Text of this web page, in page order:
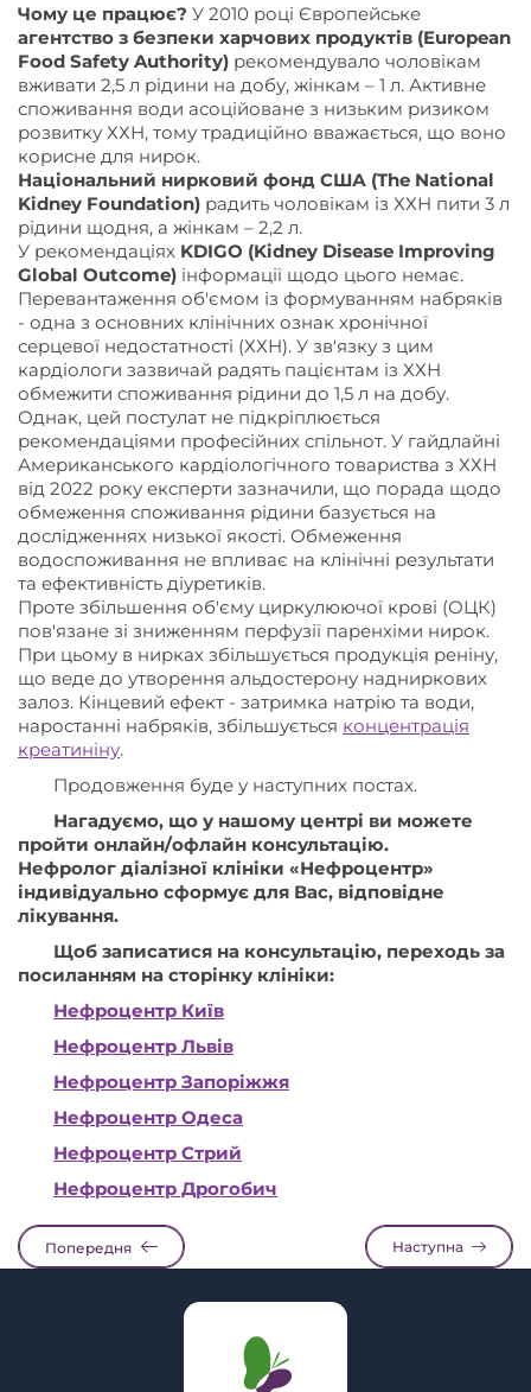
Чому це працює? У 2010 році Європейське
агентство з безпеки харчових продуктів (European
Food Safety Authority) рекомендувало чоловікам
вживати 2,5 л рідини на добу, жінкам – 1 л. Активне
споживання води асоційоване з низьким ризиком
розвитку ХХН, тому традиційно вважається, що воно
корисне для нирок.
Національний нирковий фонд США (The National
Kidney Foundation) радить чоловікам із ХХН пити 3 л
рідини щодня, а жінкам – 2,2 л.
У рекомендаціях KDIGO (Kidney Disease Improving
Global Outcome) інформації щодо цього немає.
Перевантаження об'ємом із формуванням набряків
- одна з основних клінічних ознак хронічної
серцевої недостатності (ХХН). У зв'язку з цим
кардіологи зазвичай радять пацієнтам із ХХН
обмежити споживання рідини до 1,5 л на добу.
Однак, цей постулат не підкріплюється
рекомендаціями професійних спільнот. У гайдлайні
Американського кардіологічного товариства з ХХН
від 2022 року експерти зазначили, що порада щодо
обмеження споживання рідини базується на
дослідженнях низької якості. Обмеження
водоспоживання не впливає на клінічні результати
та ефективність діуретиків.
Проте збільшення об'єму циркулюючої крові (ОЦК)
пов'язане зі зниженням перфузії паренхіми нирок.
При цьому в нирках збільшується продукція реніну,
що веде до утворення альдостерону надниркових
залоз. Кінцевий ефект - затримка натрію та води,
наростанні набряків, збільшується концентрація
креатиніну.
Продовження буде у наступних постах.
Нагадуємо, що у нашому центрі ви можете
пройти онлайн/офлайн консультацію.
Нефролог діалізної клініки «Нефроцентр»
індивідуально сформує для Вас, відповідне
лікування.
Щоб записатися на консультацію, переходь за
посиланням на сторінку клініки:
Нефроцентр Київ
Нефроцентр Львів
Нефроцентр Запоріжжя
Нефроцентр Одеса
Нефроцентр Стрий
Нефроцентр Дрогобич
Попередня Наступна